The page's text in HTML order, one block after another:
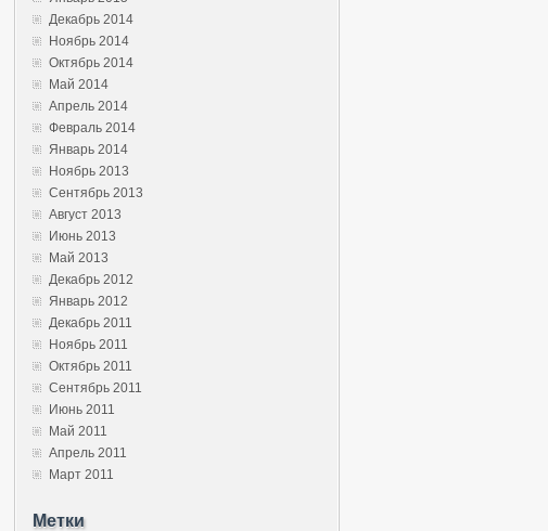
Декабрь 2014
Ноябрь 2014
Октябрь 2014
Май 2014
Апрель 2014
Февраль 2014
Январь 2014
Ноябрь 2013
Сентябрь 2013
Август 2013
Июнь 2013
Май 2013
Декабрь 2012
Январь 2012
Декабрь 2011
Ноябрь 2011
Октябрь 2011
Сентябрь 2011
Июнь 2011
Май 2011
Апрель 2011
Март 2011
Метки